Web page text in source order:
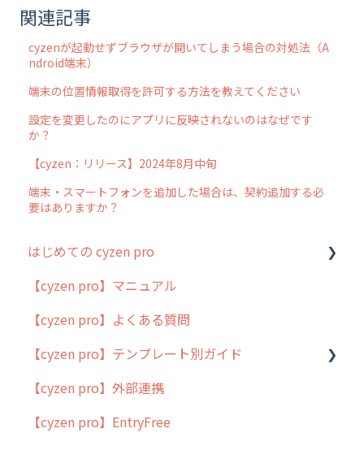
関連記事
cyzenが起動せずブラウザが開いてしまう場合の対処法（A
ndroid端末）
端末の位置情報取得を許可する方法を教えてください
設定を変更したのにアプリに反映されないのはなぜです
か？
【cyzen：リリース】2024年8月中旬
端末・スマートフォンを追加した場合は、契約追加する必
要はありますか？
はじめての cyzen pro
cyzen pro とは？
簡易マニュアル
cyzen proの位置情報取得について
用語集
よくある質問
【cyzen pro】マニュアル
【cyzen pro】よくある質問
【cyzen pro】テンプレート別ガイド
ポスティング
ラウンダー
【cyzen pro】外部連携
【cyzen pro】EntryFree